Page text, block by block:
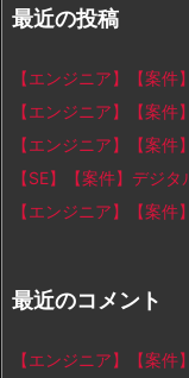
最近の投稿
【エンジニア】【案
【エンジニア】【案
【エンジニア】【案件
【SE】【案件】デジ
【エンジニア】【案件
最近のコメント
【エンジニア】【案